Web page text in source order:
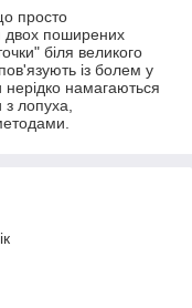
просто
двох поширених
біля великого
із болем у
нерідко намагаються
лопуха,